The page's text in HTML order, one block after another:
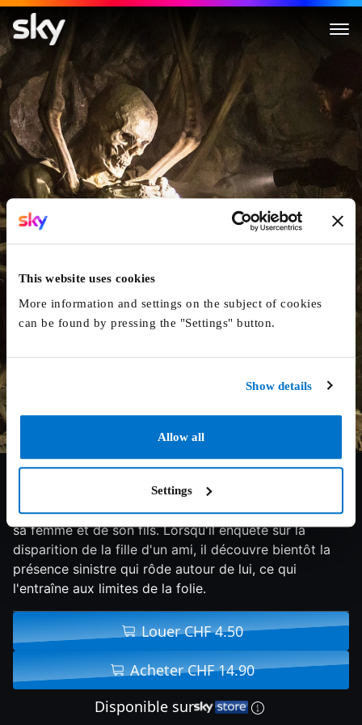
This website uses cookies
More information and settings on the subject of cookies
can be found by pressing the "Settings" button.
Show details
Allow all
Settings
The Empty Man
6.2/10 2020 137 min Horreur
Un ancien policier est détruit par la mort violente de
sa femme et de son fils. Lorsqu'il enquête sur la
disparition de la fille d'un ami, il découvre bientôt la
présence sinistre qui rôde autour de lui, ce qui
l'entraîne aux limites de la folie.
Louer CHF 4.50
Acheter CHF 14.90
Disponible sur